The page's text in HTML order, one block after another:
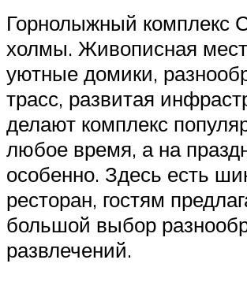
Горнолыжный комплекс
холмы. Живописная
уютные домики,
трасс, развитая
делают комплекс
любое время, а на
особенно. Здесь есть
ресторан, гостям
большой выбор
развлечений.